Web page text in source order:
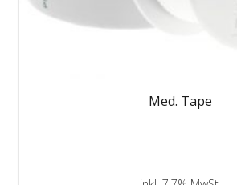
Med. Tape